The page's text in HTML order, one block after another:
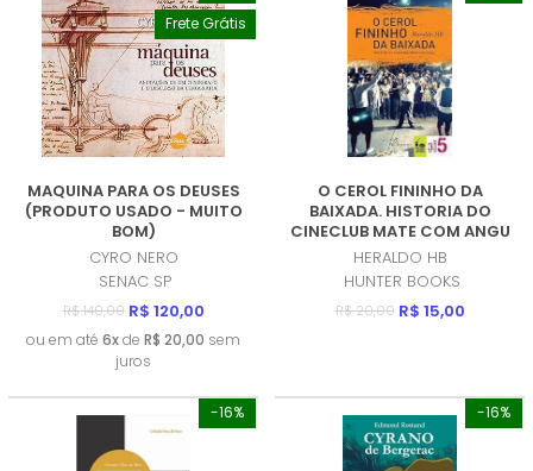
Frete Grátis
MAQUINA PARA OS DEUSES
(PRODUTO USADO - MUITO
BOM)
CYRO NERO
SENAC SP
R$ 140,00 R$ 120,00
ou em até 6xde R$ 20,00 sem
juros
O CEROL FININHO DA
BAIXADA. HISTORIA DO
CINECLUB MATE COM ANGU
(PRODUTO USADO - COMO
NOVO)
HERALDO HB
HUNTER BOOKS
R$ 20,00 R$ 15,00
-16% -16%